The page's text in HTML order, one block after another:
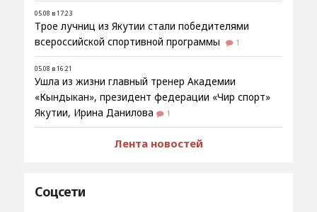
05.08 в 17:23
Трое лучниц из Якутии стали победителями
всероссийской спортивной программы
1
05.08 в 16:21
Ушла из жизни главный тренер Академии
«Кындыкан», президент федерации «Чир спорт»
Якутии, Ирина Данилова
1
Лента новостей
Соцсети